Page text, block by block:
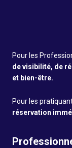
Pour les
de visibilité, de
et bien-être.
Pour les
réservation